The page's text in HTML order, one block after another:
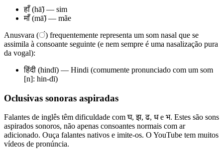
हाँ (hā̃) — sim
माँ (mā̃) — mãe
Anusvara (ं) frequentemente representa um som nasal que se
assimila à consoante seguinte (e nem sempre é uma nasalização pura
da vogal):
हिंदी (hindī) — Hindi (comumente pronunciado com um som
[n]: hin-dī)
Oclusivas sonoras aspiradas
Falantes de inglês têm dificuldade com घ, झ, ढ, ध e भ. Estes são sons
aspirados sonoros, não apenas consoantes normais com ar
adicionado. Ouça falantes nativos e imite-os. O YouTube tem muitos
vídeos de pronúncia.